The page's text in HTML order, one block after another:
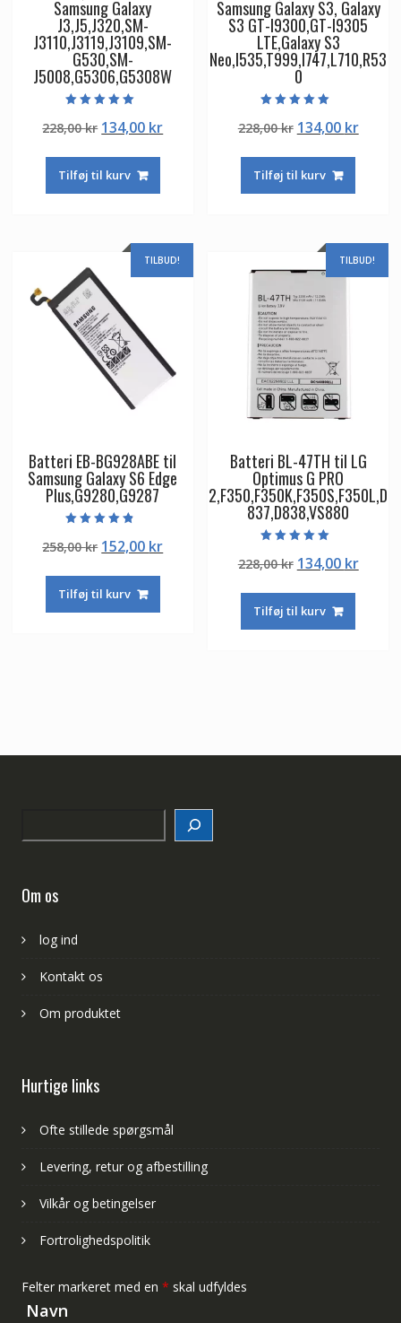
Samsung Galaxy
J3,J5,J320,SM-
J3110,J3119,J3109,SM-
G530,SM-
J5008,G5306,G5308W
5.00
ud af 5
228,00kr Den
pris
var:
134,00 krDen
Tilføj til kurv
Samsung Galaxy S3, Galaxy
S3 GT-I9300,GT-I9305
LTE,Galaxy S3
Neo,I535,T999,I747,L710,R53
0
5.00
ud af 5
228,00kr Den
pris
var:
134,00 krDen
Tilføj til kurv
TILBUD!
Batteri EB-BG928ABE til
Samsung Galaxy S6 Edge
Plus,G9280,G9287
4.50
ud af 5
258,00kr Den
pris
var:
152,00 krDen
Tilføj til kurv
TILBUD!
Batteri BL-47TH til LG
Optimus G PRO
2,F350,F350K,F350S,F350L,D
837,D838,VS880
5.00
ud af 5
228,00kr Den
pris
var:
134,00 krDen
Tilføj til kurv
Om os
log ind
Kontakt os
Om produktet
Hurtige links
Ofte stillede spørgsmål
Levering, retur og afbestilling
Vilkår og betingelser
Fortrolighedspolitik
Felter markeret med en * skal udfyldes
Navn